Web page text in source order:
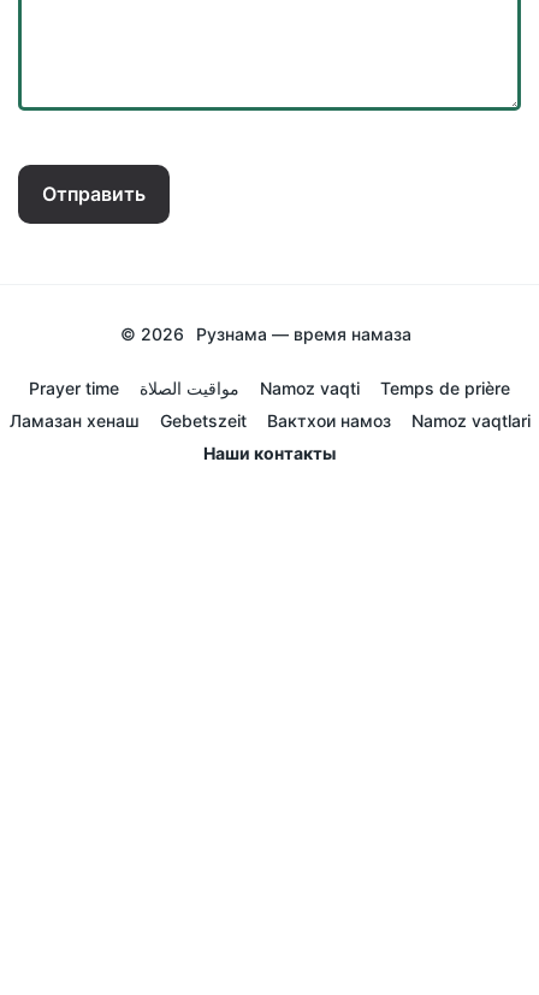
Отправить
© 2026 Рузнама — время намаза
Prayer time مواقيت الصلاة Namoz vaqti
Temps de prière
Ламазан хенаш
Gebetszeit Вактхои намоз
Namoz vaqtlari
Наши контакты